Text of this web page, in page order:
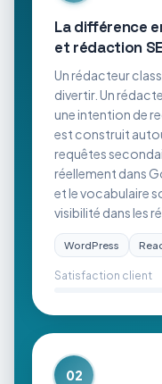
La différence
et rédaction
Un rédacteur
divertir. Un
une intention de
est construit
requêtes
réellement dans
et le vocabulaire
visibilité dans les
WordPress
Satisfaction client
02